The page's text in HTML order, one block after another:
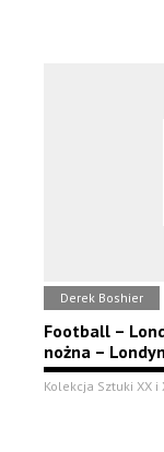
Derek Boshier
Football –
nożna –
Kolekcja Sztuki XX i